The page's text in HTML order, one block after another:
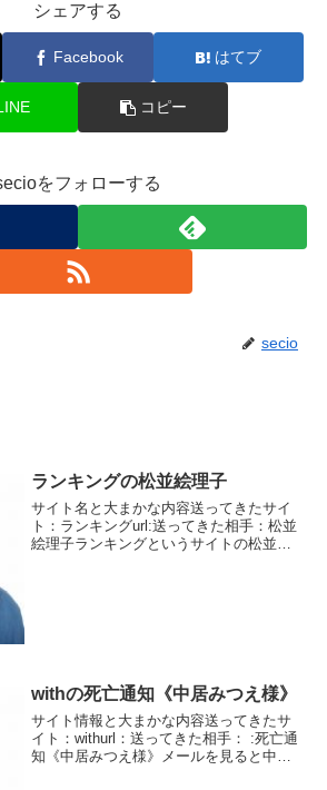
シェアする
Facebook はてブ
コピー
をフォローする
secio
ランキングの松並絵理子
サイト名と大まかな内容送ってきたサイ
ト：ランキングurl:送ってきた相手：松並
絵理子ランキングというサイトの松並さ
withの死亡通知《中居みつえ様》
サイト情報と大まかな内容送ってきたサ
イト：withurl：送ってきた相手： :死亡通
知《中居みつえ様》メールを見ると中居